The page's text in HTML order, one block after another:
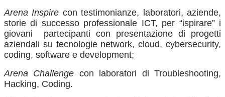
Arena Inspire con testimonianze, laboratori, aziende,
storie di successo professionale ICT, per “ispirare” i
giovani
partecipanti con presentazione di progetti
aziendali su tecnologie network, cloud, cybersecurity,
coding, software e development;
Arena Challenge con laboratori di Troubleshooting,
Hacking, Coding.